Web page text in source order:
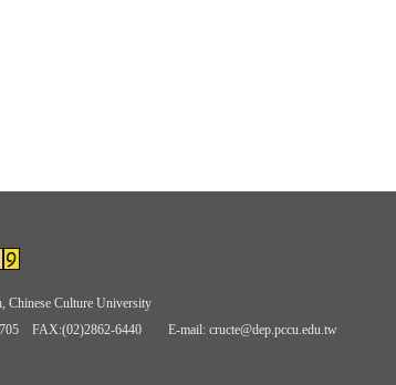
Chinese Culture University
FAX:(02)2862-6440 E-mail: cructe@dep.pccu.edu.tw